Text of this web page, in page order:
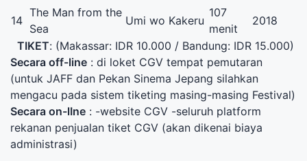
14
The Man from the
Sea
Umi wo Kakeru
107
menit
2018
TIKET: (Makassar: IDR 10.000 / Bandung: IDR 15.000)
Secara off-line : di loket CGV tempat pemutaran
(untuk JAFF dan Pekan Sinema Jepang silahkan
mengacu pada sistem tiketing masing-masing Festival)
Secara on-lIne : -website CGV -seluruh platform
rekanan penjualan tiket CGV (akan dikenai biaya
administrasi)